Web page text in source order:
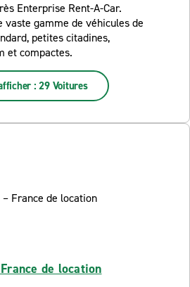
Enterprise Rent-A-Car.
vaste gamme de véhicules de
petites citadines,
et compactes.
: 29 Voitures
de location